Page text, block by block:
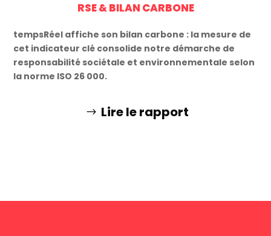
RSE & BILAN CARBONE
tempsRéel affiche son bilan carbone : la mesure de
cet indicateur clé consolide notre démarche de
responsabilité sociétale et environnementale selon
la norme ISO 26 000.
Lire le rapport